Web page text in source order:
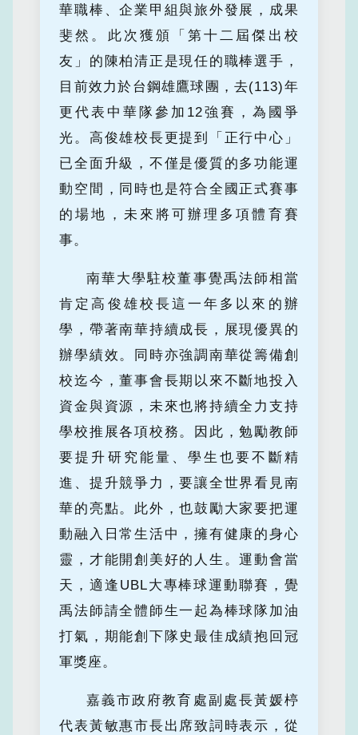
華職棒、企業甲組與旅外發展，成果
斐然。此次獲頒「第十二屆傑出校
友」的陳柏清正是現任的職棒選手，
目前效力於台鋼雄鷹球團，去(113)年
更代表中華隊參加12強賽，為國爭
光。高俊雄校長更提到「正行中心」
已全面升級，不僅是優質的多功能運
動空間，同時也是符合全國正式賽事
的場地，未來將可辦理多項體育賽
事。
南華大學駐校董事覺禹法師相當
肯定高俊雄校長這一年多以來的辦
學，帶著南華持續成長，展現優異的
辦學績效。同時亦強調南華從籌備創
校迄今，董事會長期以來不斷地投入
資金與資源，未來也將持續全力支持
學校推展各項校務。因此，勉勵教師
要提升研究能量、學生也要不斷精
進、提升競爭力，要讓全世界看見南
華的亮點。此外，也鼓勵大家要把運
動融入日常生活中，擁有健康的身心
靈，才能開創美好的人生。運動會當
天，適逢UBL大專棒球運動聯賽，覺
禹法師請全體師生一起為棒球隊加油
打氣，期能創下隊史最佳成績抱回冠
軍獎座。
嘉義市政府教育處副處長黃媛楟
代表黃敏惠市長出席致詞時表示，從